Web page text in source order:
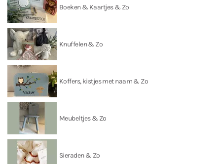
Boeken & Kaartjes & Zo
Knuffelen & Zo
Koffers, kistjes met naam & Zo
Meubeltjes & Zo
Sieraden & Zo